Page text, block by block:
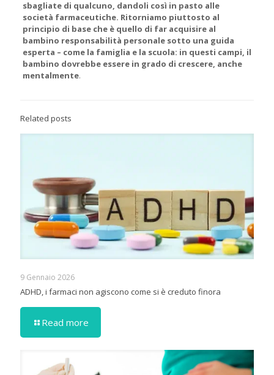
sbagliate di qualcuno, dandoli così in pasto alle
società farmaceutiche. Ritorniamo piuttosto al
principio di base che è quello di far acquisire al
bambino responsabilità personale sotto una guida
esperta – come la famiglia e la scuola: in questi campi, il
bambino dovrebbe essere in grado di crescere, anche
mentalmente.
Related posts
9 Gennaio 2026
ADHD, i farmaci non agiscono come si è creduto finora
Read more